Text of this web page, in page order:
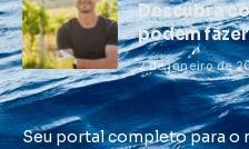
Descubra
podem
2 de janeiro de
Seu portal completo para o